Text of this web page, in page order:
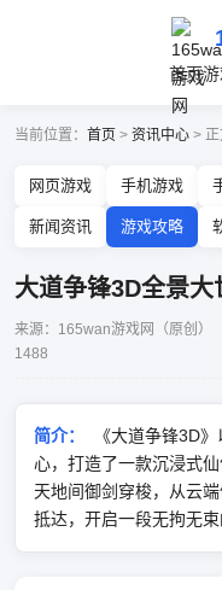
首页
当前位置： 首页 > 资讯中心 >
网页游戏 手机游戏
新闻资讯 游戏攻略
大道争锋3D全景
来源：165wan游戏网（原创
1488
简介：
《大道争锋3D
心，打造了一款沉浸式
天地间御剑穿梭，从云
抵达，开启一段无拘无束